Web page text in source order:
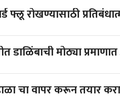
फ्लू रोखण्यासाठी
डाळिंबाची मोठ्या
चा वापर करून तयार